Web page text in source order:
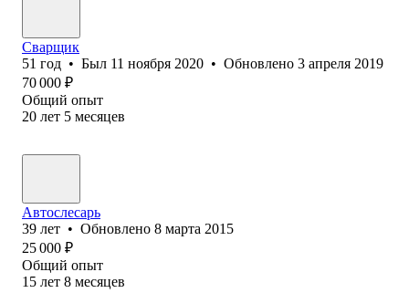
Сварщик
51 год • Был 11 ноября 2020 • Обновлено 3 апреля 2019
70 000 ₽
Общий опыт
20 лет 5 месяцев
Автослесарь
39 лет • Обновлено 8 марта 2015
25 000 ₽
Общий опыт
15 лет 8 месяцев